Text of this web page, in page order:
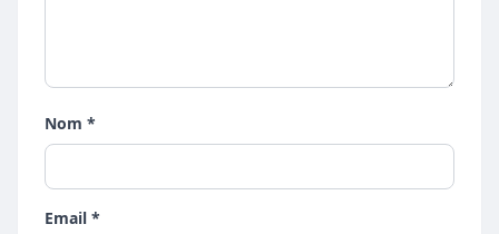
Nom *
Email *